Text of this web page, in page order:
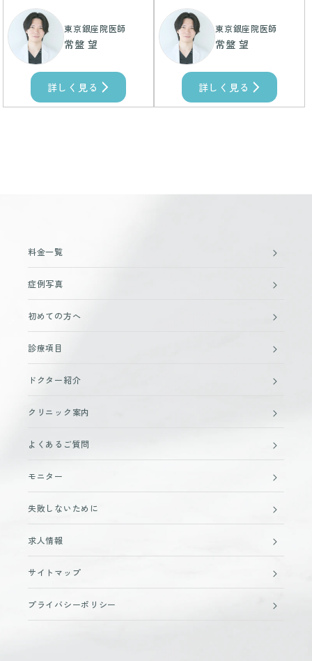
東京銀座院医師
常盤 望
詳しく見る
東京銀座院医師
常盤 望
詳しく見る
料金一覧
症例写真
初めての方へ
診療項目
ドクター紹介
クリニック案内
よくあるご質問
モニター
失敗しないために
求人情報
サイトマップ
プライバシーポリシー